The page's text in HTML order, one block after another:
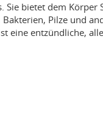
bietet dem Körper
Pilze und
eine entzündliche,